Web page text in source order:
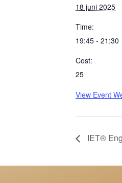
18 juni 2025
Time:
19:45 - 21:30
Cost:
25
View Event
IET®